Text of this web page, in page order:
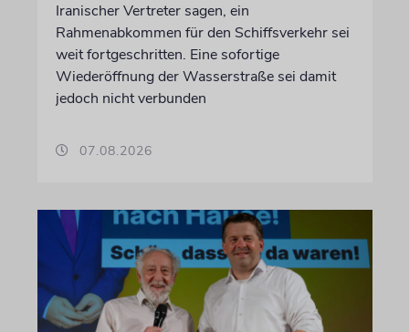
Iranischer Vertreter sagen, ein
Rahmenabkommen für den Schiffsverkehr sei
weit fortgeschritten. Eine sofortige
Wiederöffnung der Wasserstraße sei damit
jedoch nicht verbunden
07.08.2026